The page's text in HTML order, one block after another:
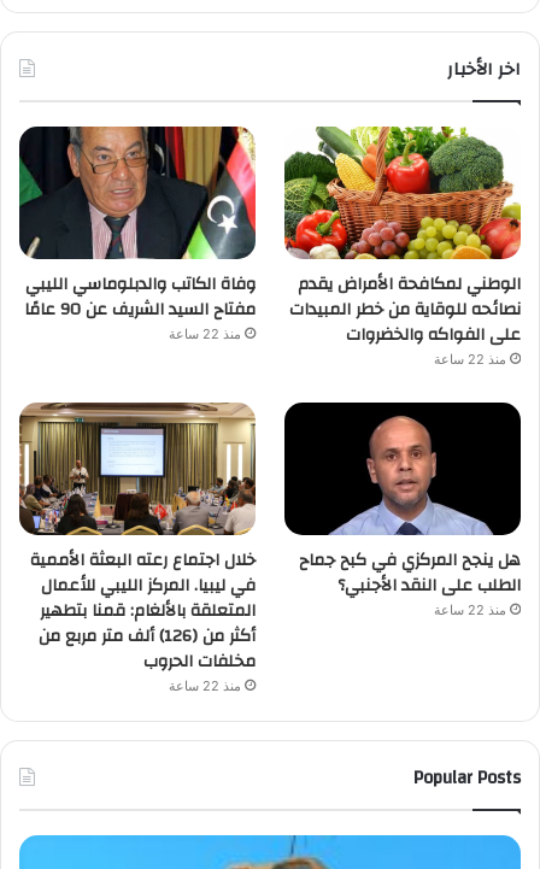
اخر الأخبار
الوطني لمكافحة الأمراض يقدم
نصائحه للوقاية من خطر المبيدات
على الفواكه والخضروات
منذ 22 ساعة
وفاة الكاتب والدبلوماسي الليبي
مفتاح السيد الشريف عن 90 عامًا
منذ 22 ساعة
هل ينجح المركزي في كبح جماح
الطلب على النقد الأجنبي؟
منذ 22 ساعة
خلال اجتماع رعته البعثة الأممية
في ليبيا. المركز الليبي للأعمال
المتعلقة بالألغام: قمنا بتطهير
أكثر من (126) ألف متر مربع من
مخلفات الحروب
منذ 22 ساعة
Popular Posts